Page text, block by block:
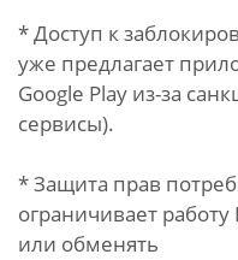
* Доступ к
уже предлагает
Google Play из-за
сервисы).
* Защита прав
ограничивает
или обменять